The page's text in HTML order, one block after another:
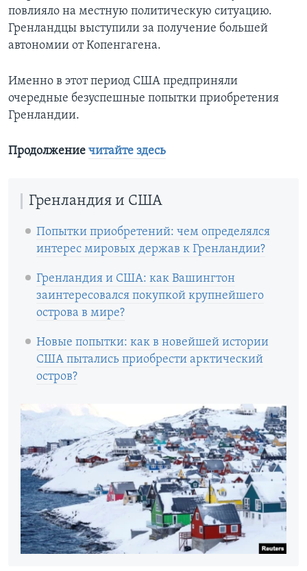
повлияло на местную политическую ситуацию.
Гренландцы выступили за получение большей
автономии от Копенгагена.
Именно в этот период США предприняли
очередные безуспешные попытки приобретения
Гренландии.
Продолжение читайте здесь
Гренландия и США
Попытки приобретений: чем определялся
интерес мировых держав к Гренландии?
Гренландия и США: как Вашингтон
заинтересовался покупкой крупнейшего
острова в мире?
Новые попытки: как в новейшей истории
США пытались приобрести арктический
остров?